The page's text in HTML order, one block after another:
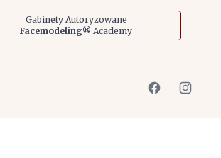
Gabinety Autoryzowane
Facemodeling® Academy